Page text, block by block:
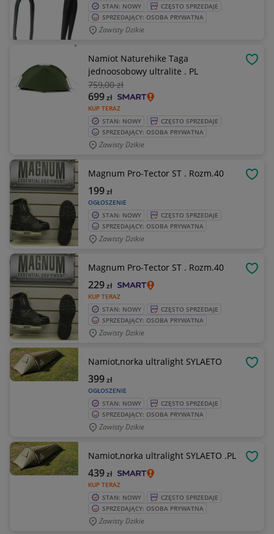
STAN: NOWY
CZĘSTO SPRZEDAJE
SPRZEDAJĄCY: OSOBA PRYWATNA
Zawisty Dzikie
Namiot Naturehike Taga
jednoosobowy ultralite . PL
759,00 zł
KUP TERAZ
699zł
STAN: NOWY
CZĘSTO SPRZEDAJE
SPRZEDAJĄCY: OSOBA PRYWATNA
Zawisty Dzikie
Magnum Pro-Tector ST . Rozm.40
OGŁOSZENIE
199zł
STAN: NOWY
CZĘSTO SPRZEDAJE
SPRZEDAJĄCY: OSOBA PRYWATNA
Zawisty Dzikie
Magnum Pro-Tector ST . Rozm.40
KUP TERAZ
229zł
STAN: NOWY
CZĘSTO SPRZEDAJE
SPRZEDAJĄCY: OSOBA PRYWATNA
Zawisty Dzikie
Namiot,norka ultralight SYLAETO
OGŁOSZENIE
399zł
STAN: NOWY
CZĘSTO SPRZEDAJE
SPRZEDAJĄCY: OSOBA PRYWATNA
Zawisty Dzikie
Namiot,norka ultralight SYLAETO .PL
KUP TERAZ
439zł
STAN: NOWY
CZĘSTO SPRZEDAJE
SPRZEDAJĄCY: OSOBA PRYWATNA
Zawisty Dzikie